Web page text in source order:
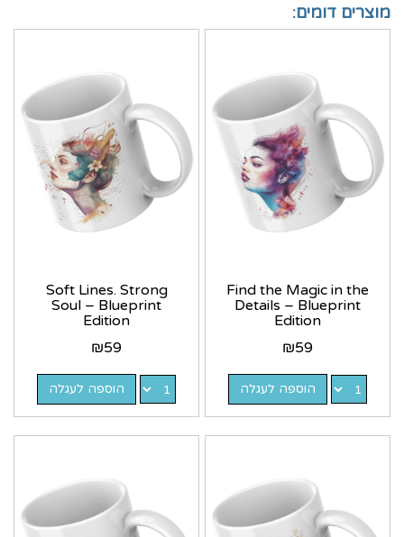
מוצרים דומים:
Find the Magic in the
Details – Blueprint
Edition
₪59
הוספה לעגלה
Soft Lines. Strong
Soul – Blueprint
Edition
₪59
הוספה לעגלה